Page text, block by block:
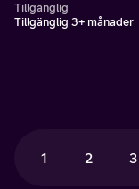
Tillgänglig
Tillgänglig 3+ månader
1 2 3